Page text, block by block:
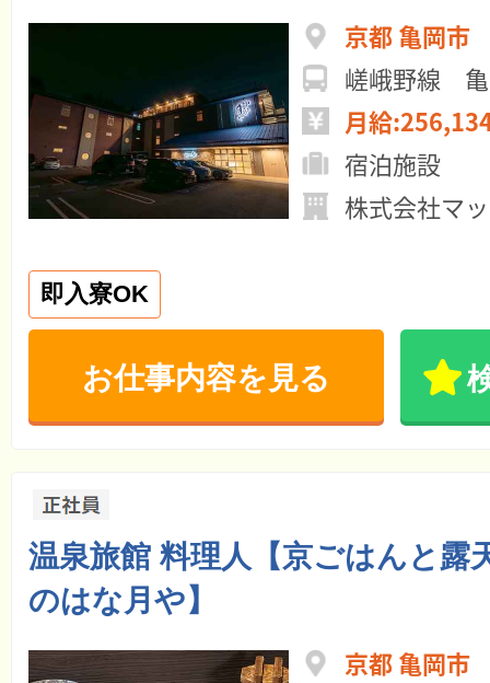
京都 亀岡市
嵯峨野線 亀
月給
宿泊施設
株式会社マ
即入寮OK
お仕事内容を見る
温泉旅館 料理人【京ごはんと露
のはな月や】
京都 亀岡市